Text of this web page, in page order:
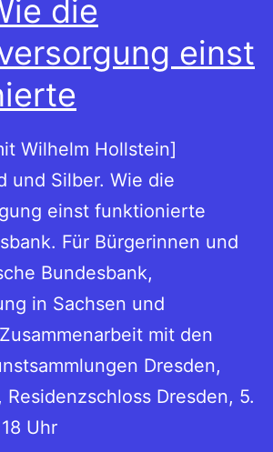
die
einst
Wilhelm Hollstein]
und Silber. Wie die
einst funktionierte
Für Bürgerinnen und
Bundesbank,
in Sachsen und
mit den
Dresden,
Dresden, 5.
Uhr